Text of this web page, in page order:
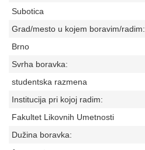
Subotica
Grad/mesto u kojem boravim/radim:
Brno
Svrha boravka:
studentska razmena
Institucija pri kojoj radim:
Fakultet Likovnih Umetnosti
Dužina boravka: